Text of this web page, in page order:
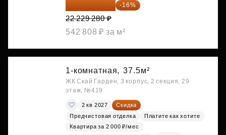
18 672 595 ₽ -16%
22 229 280 ₽
542 808 ₽ за м²
1-комнатная, 37.5м²
ЖК Скай Гарден, 3 корпус, 2 секция, 29
этаж, №419
2 кв 2027
Скидка
Предчистовая отделка
Платите как хотите
Квартира за 2 000 ₽/мес